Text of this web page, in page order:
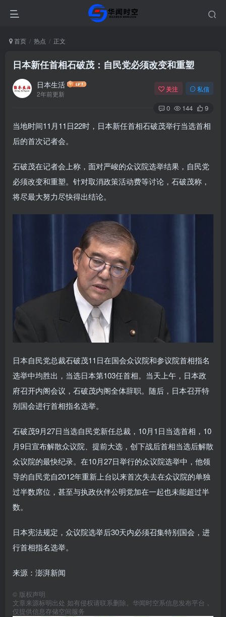
首页 热点 正文
日本新任首相石破茂：自民党必须改变和重塑
日本生活
2年前更新
关注 私信
0 144 9
当地时间11月11日22时，日本新任首相石破茂举行当选首相
后的首次记者会。
石破茂在记者会上称，面对严峻的众议院选举结果，自民党
必须改变和重塑。针对取消政策活动费等讨论，石破茂称，
将尽最大努力尽快得出结论。
日本自民党总裁石破茂11日在国会众议院和参议院首相指名
选举中均胜出，当选日本第103任首相。当天上午，日本政
府召开内阁会议，石破茂内阁全体辞职。随后，日本召开特
别国会进行首相指名选举。
石破茂9月27日当选自民党新任总裁，10月1日当选首相，10
月9日宣布解散众议院、提前大选，创下战后首相当选后解散
众议院的最快纪录。在10月27日举行的众议院选举中，他领
导的自民党自2012年重新上台以来首次失去在众议院的单独
过半数席位，甚至与执政伙伴公明党加在一起也未能超过半
数。
日本宪法规定，众议院选举后30天内必须召集特别国会，进
行首相指名选举。
来源：澎湃新闻
© 版权声明
文章来源标明出处 如有侵权请联系删除。华闻时空系信息发布平台，
仅提供信息存储空间服务